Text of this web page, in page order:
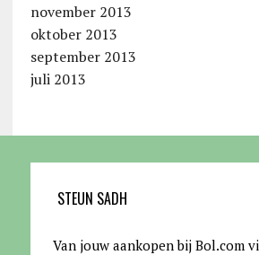
november 2013
oktober 2013
september 2013
juli 2013
STEUN SADH
Van jouw aankopen bij Bol.com